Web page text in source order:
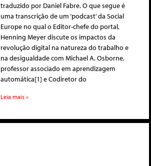
traduzido por Daniel Fabre. O que segue é
uma transcrição de um ‘podcast’ da Social
Europe no qual o Editor-chefe do portal,
Henning Meyer discute os impactos da
revolução digital na natureza do trabalho e
na desigualdade com Michael A. Osborne,
professor associado em aprendizagem
automática[1] e Codiretor do
Leia mais »